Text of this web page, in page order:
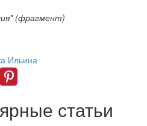
(фрагмент)
Ильина
статьи